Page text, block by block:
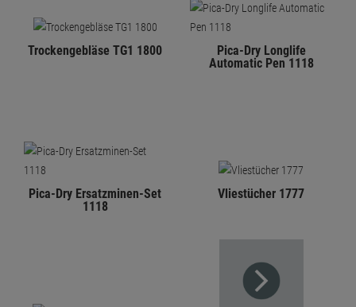
Trockengebläse TG1 1800
Pica-Dry Longlife
Automatic Pen 1118
Pica-Dry Ersatzminen-Set
1118
Vliestücher 1777